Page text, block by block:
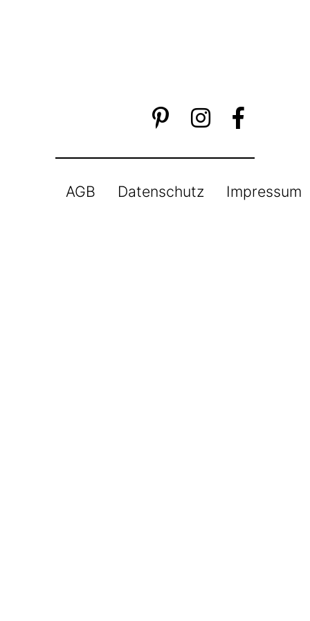
AGB Datenschutz Impressum